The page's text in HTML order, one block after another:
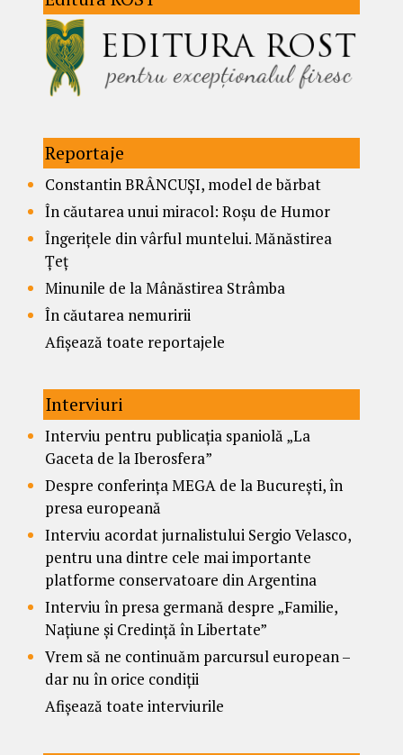
Reportaje
Constantin BRÂNCUȘI, model de bărbat
În căutarea unui miracol: Roșu de Humor
Îngerițele din vârful muntelui. Mănăstirea
Țeț
Minunile de la Mânăstirea Strâmba
În căutarea nemuririi
Afișează toate reportajele
Interviuri
Interviu pentru publicația spaniolă „La
Gaceta de la Iberosfera”
Despre conferința MEGA de la București, în
presa europeană
Interviu acordat jurnalistului Sergio Velasco,
pentru una dintre cele mai importante
platforme conservatoare din Argentina
Interviu în presa germană despre „Familie,
Națiune și Credință în Libertate”
Vrem să ne continuăm parcursul european –
dar nu în orice condiții
Afișează toate interviurile